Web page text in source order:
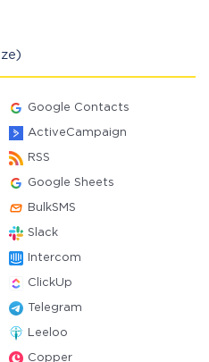
Google Contacts
ActiveCampaign
RSS
Google Sheets
BulkSMS
Slack
Intercom
ClickUp
Telegram
Leeloo
Copper